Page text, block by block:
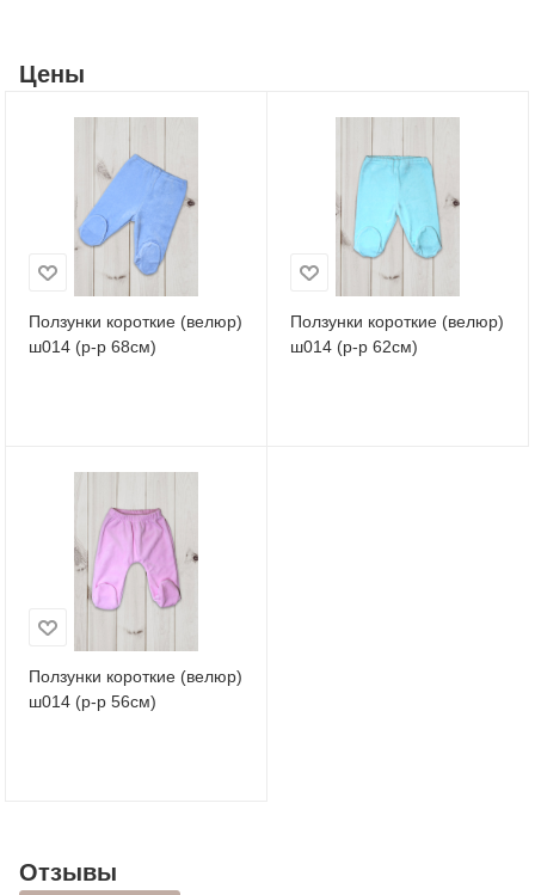
Цены
Ползунки короткие (велюр)
ш014 (р-р 68см)
Ползунки короткие (велюр)
ш014 (р-р 62см)
Ползунки короткие (велюр)
ш014 (р-р 56см)
Отзывы